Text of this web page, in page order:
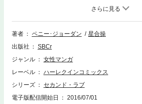
ぜか泥だらけの見知らぬ男がいた。スチュアー
近越してきた隣人で、見た目と違ってセイラを
れ、やさしく抱き上げてもくれた。都会的なイ
腕、厚い胸、何もかも違う彼に一瞬で惹かれてし
著者 ペニー･ジョーダン
星合操
出版社
SBCr
ジャンル
女性マンガ
レーベル
ハーレクインコミックス
シリーズ
セカンド・ラブ
電子版配信開始日
2016/07/01